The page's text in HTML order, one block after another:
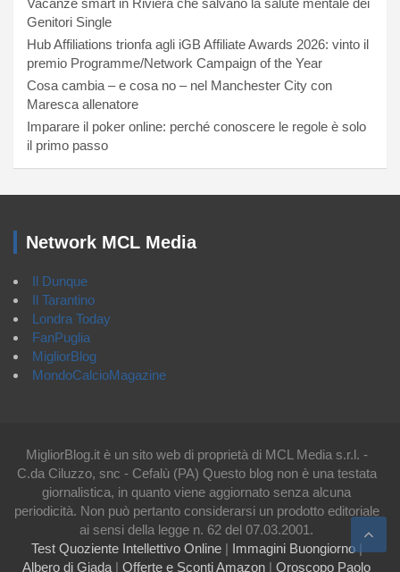
Vacanze smart in Riviera che salvano la salute mentale dei
Genitori Single
Hub Affiliations trionfa agli iGB Affiliate Awards 2026: vinto il
premio Programme/Network Campaign of the Year
Cosa cambia – e cosa no – nel Manchester City con
Maresca allenatore
Imparare il poker online: perché conoscere le regole è solo
il primo passo
Network MCL Media
Il Dunque
Il Tarantino
Londra Today
FanPuglia
MigliorBlog
MondoCalcioMagazine
MigliorBlog.it è un sito web di proprietà di MCL Media s.r.l. -
C.da Ciluzzo, snc - Cefalù (PA) Questo blog non è una testata
giornalistica, in quanto viene aggiornato senza alcuna
periodicità. Non può pertanto considerarsi un prodotto editoriale
ai sensi della legge n. 62 del 07.03.2001.
Test Quoziente Intellettivo Online| Immagini Buongiorno|
Albero di Giada | Offerte e Sconti Amazon | Oroscopo Paolo